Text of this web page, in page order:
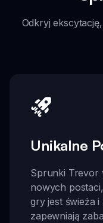
Odkryj
Unikalne
Sprunki Trevor
nowych
gry jest świeża
zapewniają